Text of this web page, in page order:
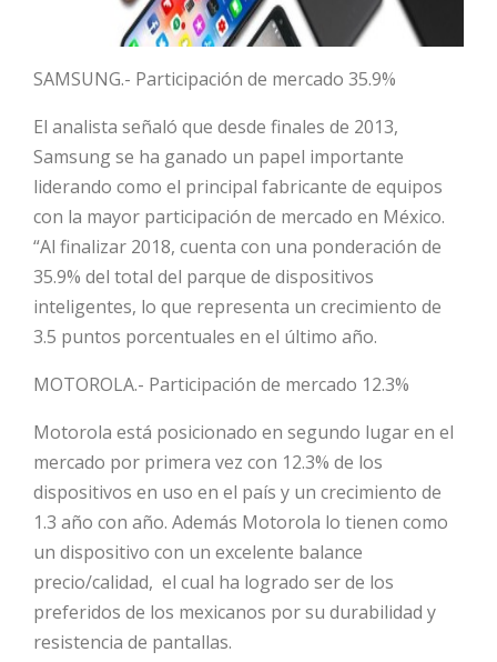
SAMSUNG.- Participación de mercado 35.9%
El analista señaló que desde finales de 2013,
Samsung se ha ganado un papel importante
liderando como el principal fabricante de equipos
con la mayor participación de mercado en México.
“Al finalizar 2018, cuenta con una ponderación de
35.9% del total del parque de dispositivos
inteligentes, lo que representa un crecimiento de
3.5 puntos porcentuales en el último año.
MOTOROLA.- Participación de mercado 12.3%
Motorola está posicionado en segundo lugar en el
mercado por primera vez con 12.3% de los
dispositivos en uso en el país y un crecimiento de
1.3 año con año. Además Motorola lo tienen como
un dispositivo con un excelente balance
precio/calidad, el cual ha logrado ser de los
preferidos de los mexicanos por su durabilidad y
resistencia de pantallas.